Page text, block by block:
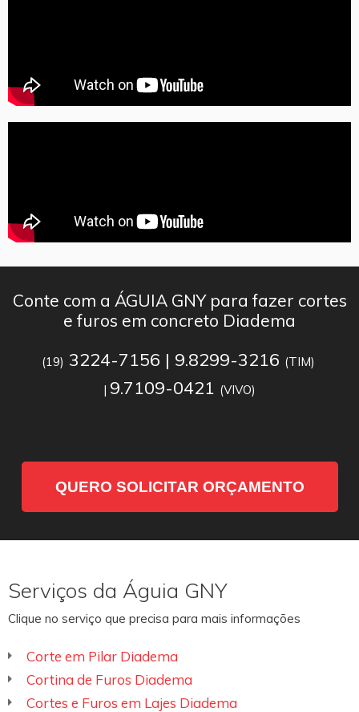
Conte com a ÁGUIA GNY para fazer cortes
e furos em concreto Diadema
(19) 3224-7156 | 9.8299-3216 (TIM)
| 9.7109-0421 (VIVO)
QUERO SOLICITAR ORÇAMENTO
Serviços da Águia GNY
Clique no serviço que precisa para mais informações
Corte em Pilar Diadema
Cortina de Furos Diadema
Cortes e Furos em Lajes Diadema